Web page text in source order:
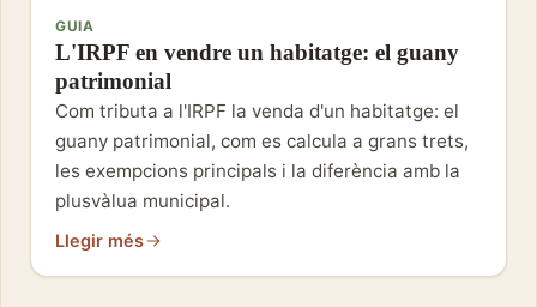
GUIA
L'IRPF en vendre un habitatge: el guany
patrimonial
Com tributa a l'IRPF la venda d'un habitatge: el
guany patrimonial, com es calcula a grans trets,
les exempcions principals i la diferència amb la
plusvàlua municipal.
Llegir més